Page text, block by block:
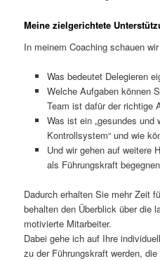
Meine zielgerichtete
In meinem Coaching schauen
Was bedeutet Delegieren
Welche Aufgaben können
Team ist dafür der richtige
Was ist ein „gesundes und
Kontrollsystem“ und wie
Und wir gehen auf weitere
als Führungskraft
Dadurch erhalten Sie mehr Zeit
behalten den Überblick über die
motivierte Mitarbeiter.
Dabei gehe ich auf Ihre
zu der Führungskraft werden,